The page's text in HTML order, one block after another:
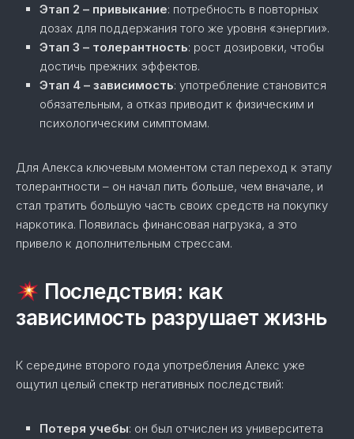
Этап 2 – привыкание: потребность в повторных
дозах для поддержания того же уровня «энергии».
Этап 3 – толерантность: рост дозировки, чтобы
достичь прежних эффектов.
Этап 4 – зависимость: употребление становится
обязательным, а отказ приводит к физическим и
психологическим симптомам.
Для Алекса ключевым моментом стал переход к этапу
толерантности – он начал пить больше, чем вначале, и
стал тратить большую часть своих средств на покупку
наркотика. Появилась финансовая нагрузка, а это
привело к дополнительным стрессам.
Последствия: как
зависимость разрушает жизнь
К середине второго года употребления Алекс уже
ощутил целый спектр негативных последствий:
Потеря учебы: он был отчислен из университета